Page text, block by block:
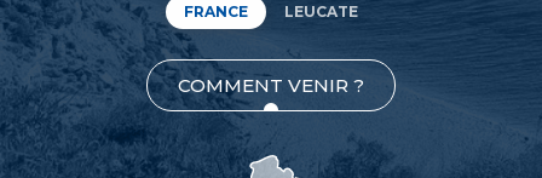
FRANCE LEUCATE
COMMENT VENIR ?